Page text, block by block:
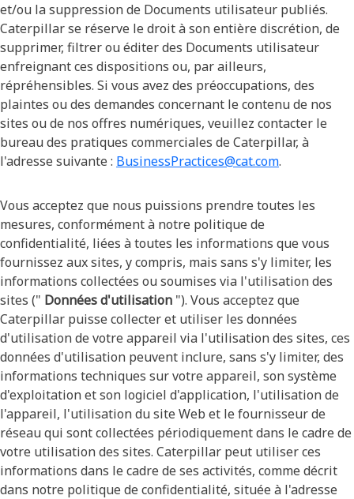
et/ou la suppression de Documents utilisateur publiés.
Caterpillar se réserve le droit à son entière discrétion, de
supprimer, filtrer ou éditer des Documents utilisateur
enfreignant ces dispositions ou, par ailleurs,
répréhensibles. Si vous avez des préoccupations, des
plaintes ou des demandes concernant le contenu de nos
sites ou de nos offres numériques, veuillez contacter le
bureau des pratiques commerciales de Caterpillar, à
l'adresse suivante : BusinessPractices@cat.com.
Vous acceptez que nous puissions prendre toutes les
mesures, conformément à notre politique de
confidentialité, liées à toutes les informations que vous
fournissez aux sites, y compris, mais sans s'y limiter, les
informations collectées ou soumises via l'utilisation des
sites (" Données d'utilisation "). Vous acceptez que
Caterpillar puisse collecter et utiliser les données
d'utilisation de votre appareil via l'utilisation des sites, ces
données d'utilisation peuvent inclure, sans s'y limiter, des
informations techniques sur votre appareil, son système
d'exploitation et son logiciel d'application, l'utilisation de
l'appareil, l'utilisation du site Web et le fournisseur de
réseau qui sont collectées périodiquement dans le cadre de
votre utilisation des sites. Caterpillar peut utiliser ces
informations dans le cadre de ses activités, comme décrit
dans notre politique de confidentialité, située à l'adresse